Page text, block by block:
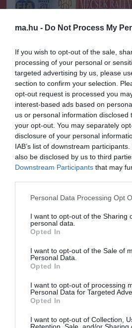
ma.hu - Do Not Process My
If you wish to opt-out of the sale,
processing of your personal or
targeted advertising by us, please
section to confirm your selection.
opt-out request is processed you
interest-based ads based on
us or personal information disclosed
your opt-out. You may separately
disclosure of your personal
IAB’s list of downstream
also be disclosed by us to third
Downstream Participants that may
Please note that this website/app
not limited to your visit or usage
grant or deny consent to Google
use your data for below specified
consent section.
Personal Data Processing Opt
I want to opt-out of the Sharing
personal data.
Opted In
I want to opt-out of the Sale of
Personal Data.
Opted In
I want to opt-out of processing
Personal Data for Targeted
Opted In
I want to opt-out of Collection,
Fotó: Hajóka
Következik számotokra a Fehérvár
aszfalton fogtok menni. Szerettetek
- Nem megyünk murván. Az autóban
ezeket a futamokat kihagyjuk.
11 gyors vár rátok a két nap.
számotokra?
gyorsaságikat, főleg a Kőhányást.